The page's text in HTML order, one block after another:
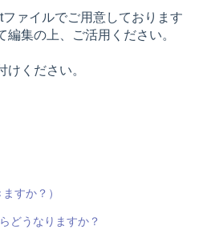
ァイルでご用意しております
集の上、ご活用ください。
けください。
すか？）
どうなりますか？